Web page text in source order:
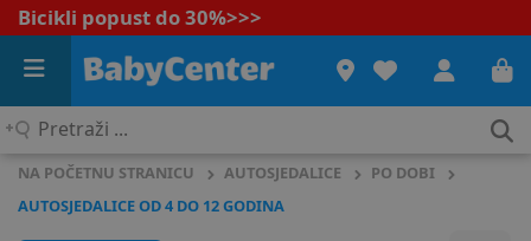
Bicikli popust do 30%>>>
Pretraži
NA POČETNU STRANICU AUTOSJEDALICE
PO DOBI
AUTOSJEDALICE OD 4 DO 12 GODINA